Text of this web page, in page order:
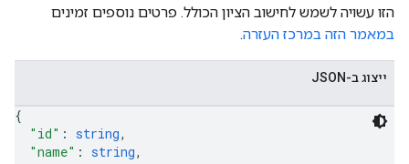
הזו עשויה לשמש לחישוב הציון הכולל. פרטים נוספים זמינים
במאמר הזה במרכז העזרה.
ייצוג ב-JSON
{
"id" : string,
"name" : string,